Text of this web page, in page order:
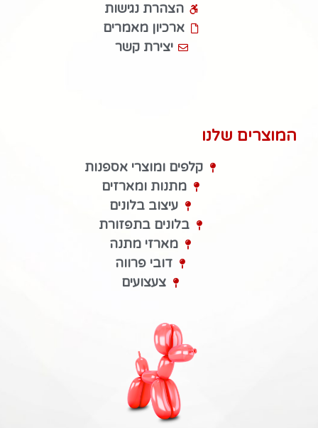
הצהרת נגישות
ארכיון מאמרים
יצירת קשר
המוצרים שלנו
קלפים ומוצרי אספנות
מתנות ומארזים
עיצוב בלונים
בלונים בתפזורת
מארזי מתנה
דובי פרווה
צעצועים